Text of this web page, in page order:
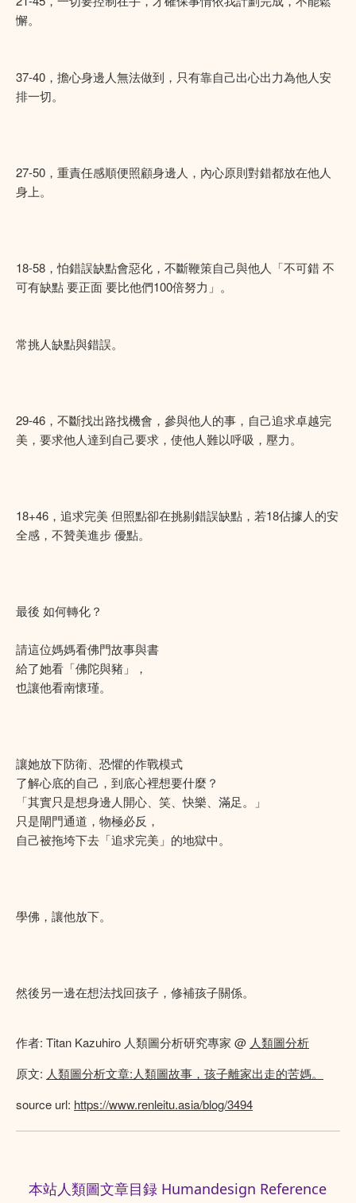
懈。
37-40，擔心身邊人無法做到，只有靠自己出心出力為他人安
排一切。
27-50，重責任感順便照顧身邊人，內心原則對錯都放在他人
身上。
18-58，怕錯誤缺點會惡化，不斷鞭策自己與他人「不可錯 不
可有缺點 要正面 要比他們100倍努力」。
常挑人缺點與錯誤。
29-46，不斷找出路找機會，參與他人的事，自己追求卓越完
美，要求他人達到自己要求，使他人難以呼吸，壓力。
18+46，追求完美 但照點卻在挑剔錯誤缺點，若18佔據人的安
全感，不贊美進步 優點。
最後 如何轉化？
請這位媽媽看佛門故事與書
給了她看「佛陀與豬」，
也讓他看南懷瑾。
讓她放下防衛、恐懼的作戰模式
了解心底的自己，到底心裡想要什麼？
「其實只是想身邊人開心、笑、快樂、滿足。」
只是閘門通道，物極必反，
自己被拖垮下去「追求完美」的地獄中。
學佛，讓他放下。
然後另一邊在想法找回孩子，修補孩子關係。
作者: Titan Kazuhiro 人類圖分析研究專家 @ 人類圖分析
原文: 人類圖分析文章:人類圖故事，孩子離家出走的苦媽。
source url: https://www.renleitu.asia/blog/3494
本站人類圖文章目録 Humandesign Reference